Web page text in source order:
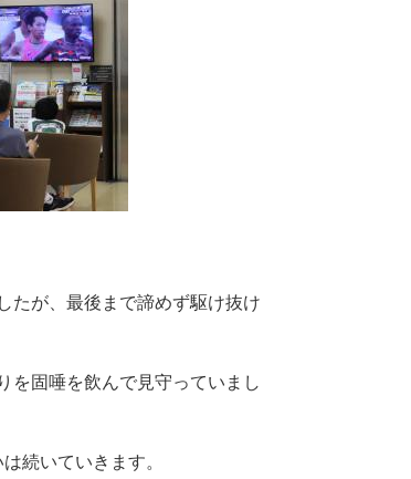
たが、最後まで諦めず駆け抜け
を固唾を飲んで見守っていまし
続いていきます。